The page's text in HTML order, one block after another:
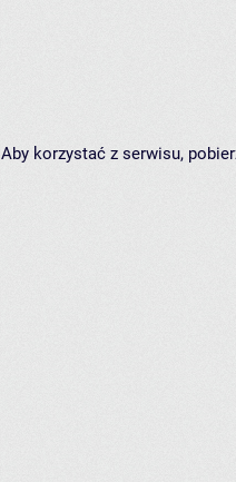
korzystać z serwisu,